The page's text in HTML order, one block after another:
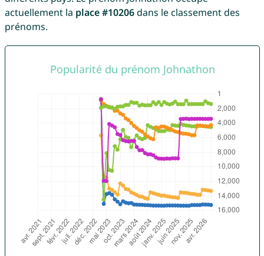
actuellement la place #10206dans le classement des
prénoms.